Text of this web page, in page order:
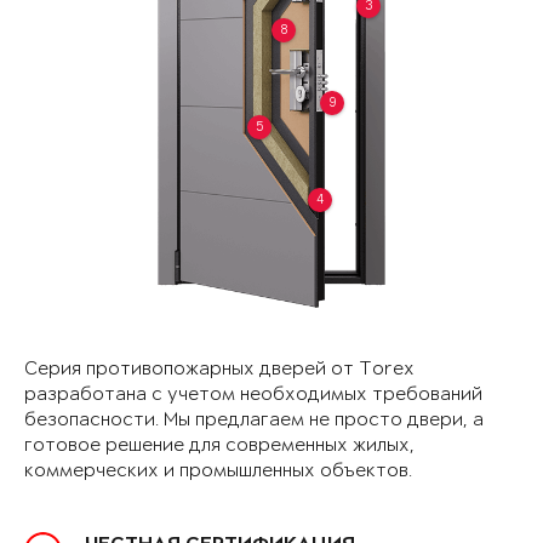
3
4
5
8
9
Серия противопожарных дверей от Torex
разработана с учетом необходимых требований
безопасности. Мы предлагаем не просто двери, а
готовое решение для современных жилых,
коммерческих и промышленных объектов.